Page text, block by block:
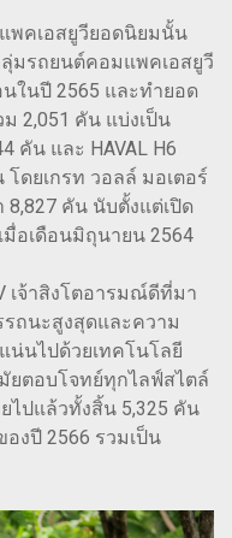
พคเอสยูวียอดนิยมนั้น
มรถยนต์คอมแพคเอสยูวี
ในปี 2565 และทำยอด
2,051 คัน แบ่งเป็น
คัน และ HAVAL H6
โดยเกรท วอลล์ มอเตอร์
8,827 คัน นับตั้งแต่เปิด
มื่อเดือนมิถุนายน 2564
เจ้าสิงโตอารมณ์ดีที่มา
ถนะสูงสุดและความ
น่นไปด้วยเทคโนโลยี
ยตอบโจทย์ทุกไลฟ์สไตล์
ไปแล้วทั้งสิ้น 5,325 คัน
งปี 2566 รวมเป็น